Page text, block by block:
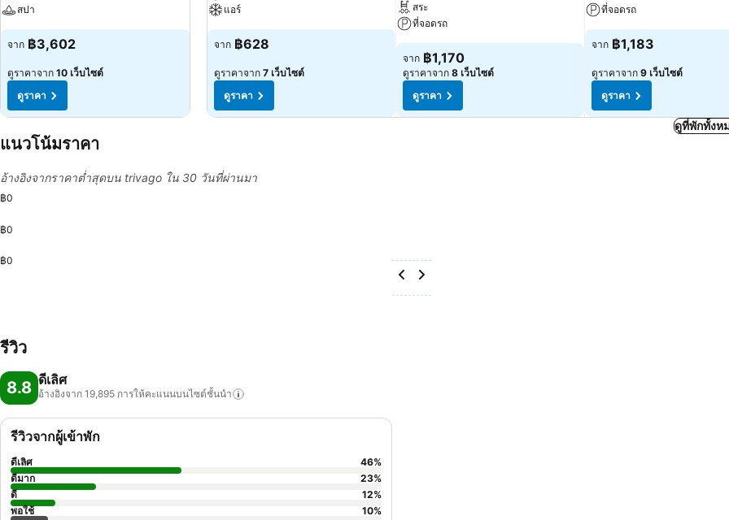
สปา
จาก ฿3,602
ดูราคาจาก 10 เว็บไซต์
ดูราคา
แอร์
จาก ฿628
ดูราคาจาก 7 เว็บไซต์
ดูราคา
สระ
ที่จอดรถ
จาก ฿1,170
ดูราคาจาก 8 เว็บไซต์
ดูราคา
ที่จอดรถ
จาก ฿1,183
ดูราคาจาก 9 เว็บไซต์
ดูราคา
ดูที่พักทั้งห
แนวโน้มราคา
อ้างอิงจากราคาต่ำสุดบน trivago ใน 30 วันที่ผ่านมา
฿0
฿0
฿0
รีวิว
8.8 ดีเลิศ
อ้างอิงจาก 19,895 การให้คะแนนบนไซต์ชั้นนำ
รีวิวจากผู้เข้าพัก
ดีเลิศ 46%
ดีมาก
23%
ดี
12%
พอใช้
10%